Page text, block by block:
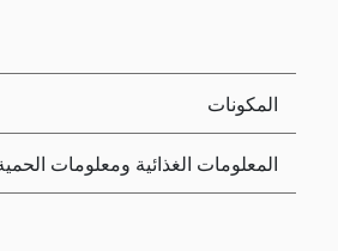
المكونات
المعلومات الغذائية ومعلومات